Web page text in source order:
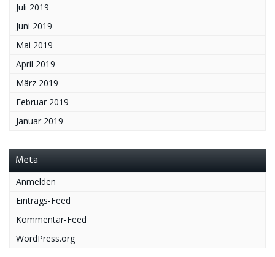
Juli 2019
Juni 2019
Mai 2019
April 2019
März 2019
Februar 2019
Januar 2019
Meta
Anmelden
Eintrags-Feed
Kommentar-Feed
WordPress.org